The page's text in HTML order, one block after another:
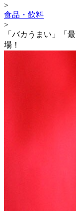
>
食品・飲料
>
「バカうまい」「
場！